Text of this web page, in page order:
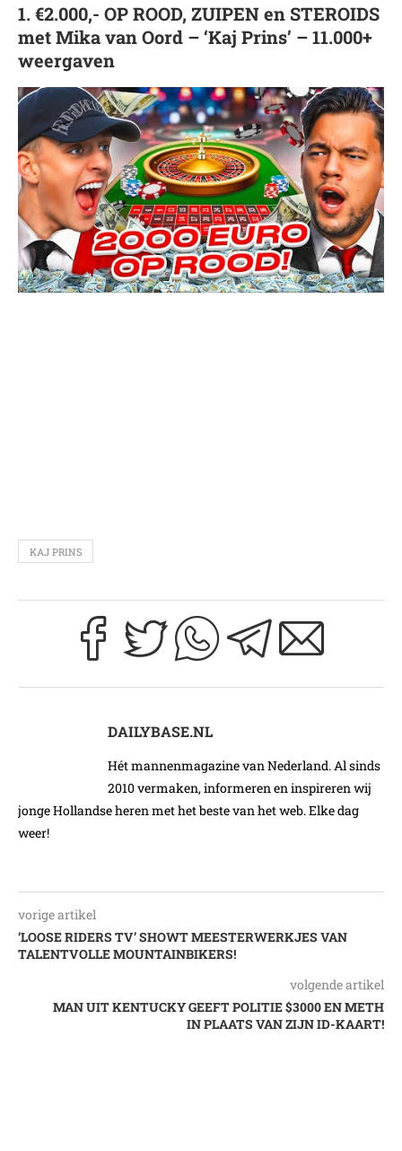
1. €2.000,- OP ROOD, ZUIPEN en STEROIDS
met Mika van Oord – ‘Kaj Prins’ – 11.000+
weergaven
KAJ PRINS
DAILYBASE.NL
Hét mannenmagazine van Nederland. Al sinds
2010 vermaken, informeren en inspireren wij
jonge Hollandse heren met het beste van het web. Elke dag
weer!
vorige artikel
‘LOOSE RIDERS TV’ SHOWT MEESTERWERKJES VAN
TALENTVOLLE MOUNTAINBIKERS!
volgende artikel
MAN UIT KENTUCKY GEEFT POLITIE $3000 EN METH
IN PLAATS VAN ZIJN ID-KAART!